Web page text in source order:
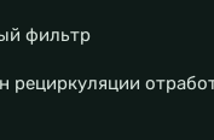
фильтр